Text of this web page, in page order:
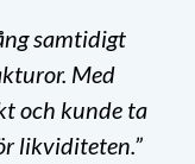
samtidigt
Med
och kunde ta
likviditeten.”